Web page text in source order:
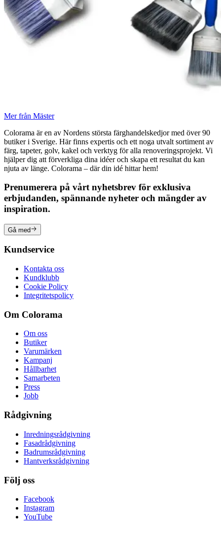
Mer från Mäster
Colorama är en av Nordens största färghandelskedjor med över 90
butiker i Sverige. Här finns expertis och ett noga utvalt sortiment av
färg, tapeter, golv, kakel och verktyg för alla renoveringsprojekt. Vi
hjälper dig att förverkliga dina idéer och skapa ett resultat du kan
njuta av länge. Colorama – där din idé hittar hem!
Prenumerera på vårt nyhetsbrev för exklusiva
erbjudanden, spännande nyheter och mängder av
inspiration.
Gå med
Kundservice
Kontakta oss
Kundklubb
Cookie Policy
Integritetspolicy
Om Colorama
Om oss
Butiker
Varumärken
Kampanj
Hållbarhet
Samarbeten
Press
Jobb
Rådgivning
Inredningsrådgivning
Fasadrådgivning
Badrumsrådgivning
Hantverksrådgivning
Följ oss
Facebook
Instagram
YouTube